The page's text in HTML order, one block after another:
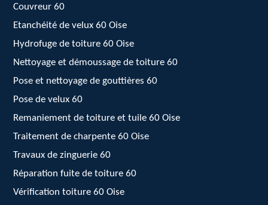
Couvreur 60
Etanchéité de velux 60 Oise
Hydrofuge de toiture 60 Oise
Nettoyage et démoussage de toiture 60
Pose et nettoyage de gouttières 60
Pose de velux 60
Remaniement de toiture et tuile 60 Oise
Traitement de charpente 60 Oise
Travaux de zinguerie 60
Réparation fuite de toiture 60
Vérification toiture 60 Oise